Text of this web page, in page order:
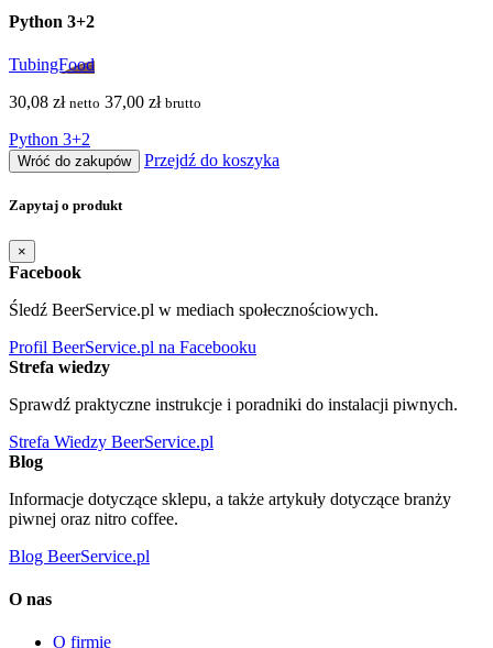
Python 3+2
TubingFood
30,08 zł netto 37,00 zł brutto
Python 3+2
Wróć do zakupów Przejdź do koszyka
Zapytaj o produkt
×
Facebook
Śledź BeerService.pl w mediach społecznościowych.
Profil BeerService.pl na Facebooku
Strefa wiedzy
Sprawdź praktyczne instrukcje i poradniki do instalacji piwnych.
Strefa Wiedzy BeerService.pl
Blog
Informacje dotyczące sklepu, a także artykuły dotyczące branży
piwnej oraz nitro coffee.
Blog BeerService.pl
O nas
O firmie